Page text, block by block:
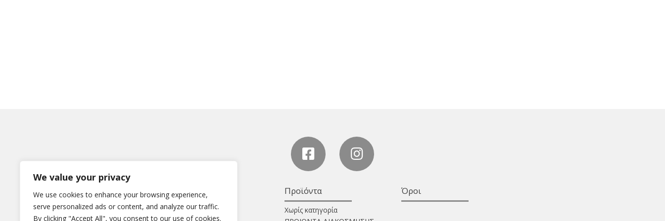
We value your privacy
We use cookies to enhance your browsing experience,
serve personalized ads or content, and analyze our traffic.
By clicking "Accept All", you consent to our use of cookies.
Η εταιρεία
Χωρίς κατηγορία
Προϊόντα
Χωρίς κατηγορία
Όροι